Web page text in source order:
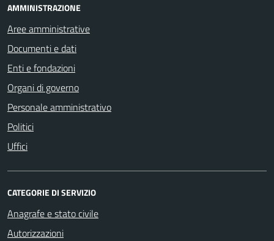
AMMINISTRAZIONE
Aree amministrative
Documenti e dati
Enti e fondazioni
Organi di governo
Personale amministrativo
Politici
Uffici
CATEGORIE DI SERVIZIO
Anagrafe e stato civile
Autorizzazioni